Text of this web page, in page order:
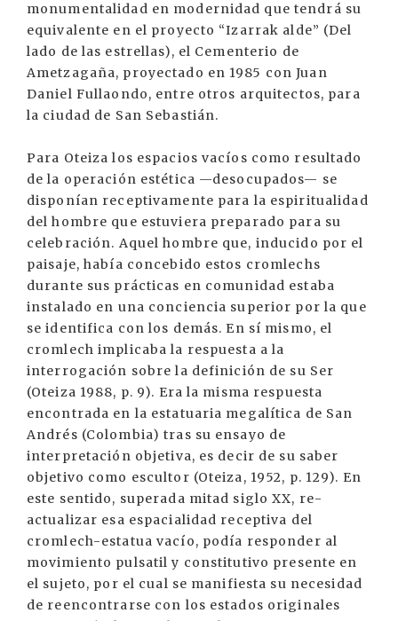
monumentalidad en modernidad que tendrá su
equivalente en el proyecto “Izarrak alde” (Del
lado de las estrellas), el Cementerio de
Ametzagaña, proyectado en 1985 con Juan
Daniel Fullaondo, entre otros arquitectos, para
la ciudad de San Sebastián.
Para Oteiza los espacios vacíos como resultado
de la operación estética —desocupados— se
disponían receptivamente para la espiritualidad
del hombre que estuviera preparado para su
celebración. Aquel hombre que, inducido por el
paisaje, había concebido estos cromlechs
durante sus prácticas en comunidad estaba
instalado en una conciencia superior por la que
se identifica con los demás. En sí mismo, el
cromlech implicaba la respuesta a la
interrogación sobre la definición de su Ser
(Oteiza 1988, p. 9). Era la misma respuesta
encontrada en la estatuaria megalítica de San
Andrés (Colombia) tras su ensayo de
interpretación objetiva, es decir de su saber
objetivo como escultor (Oteiza, 1952, p. 129). En
este sentido, superada mitad siglo XX, re-
actualizar esa espacialidad receptiva del
cromlech-estatua vacío, podía responder al
movimiento pulsatil y constitutivo presente en
el sujeto, por el cual se manifiesta su necesidad
de reencontrarse con los estados originales